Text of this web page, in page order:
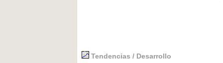
Tendencias / Desarrollo